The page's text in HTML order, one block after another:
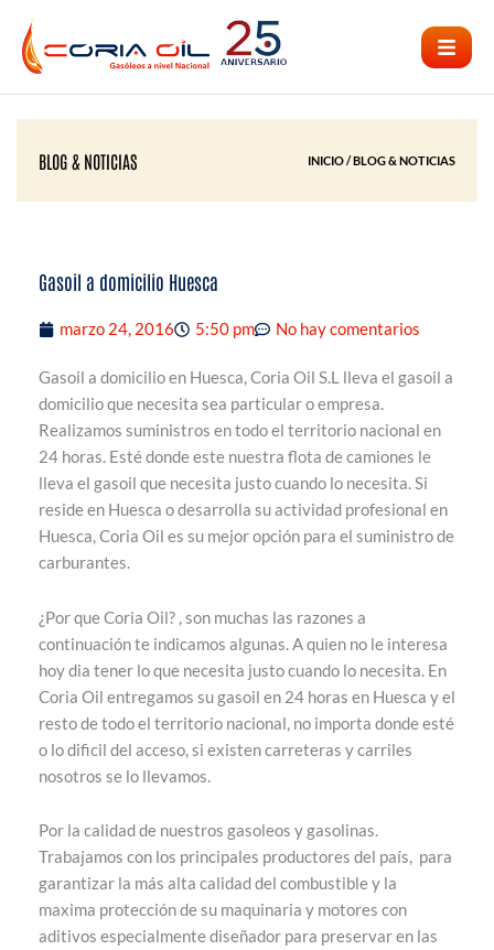
contenido
BLOG & NOTICIAS INICIO / BLOG & NOTICIAS
Gasoil a domicilio Huesca
marzo 24, 2016 5:50 pm No hay comentarios
Gasoil a domicilio en Huesca, Coria Oil S.L lleva el gasoil a
domicilio que necesita sea particular o empresa.
Realizamos suministros en todo el territorio nacional en
24 horas. Esté donde este nuestra flota de camiones le
lleva el gasoil que necesita justo cuando lo necesita. Si
reside en Huesca o desarrolla su actividad profesional en
Huesca, Coria Oil es su mejor opción para el suministro de
carburantes.
¿Por que Coria Oil? , son muchas las razones a
continuación te indicamos algunas. A quien no le interesa
hoy dia tener lo que necesita justo cuando lo necesita. En
Coria Oil entregamos su gasoil en 24 horas en Huesca y el
resto de todo el territorio nacional, no importa donde esté
o lo dificil del acceso, si existen carreteras y carriles
nosotros se lo llevamos.
Por la calidad de nuestros gasoleos y gasolinas.
Trabajamos con los principales productores del país, para
garantizar la más alta calidad del combustible y la
maxima protección de su maquinaria y motores con
aditivos especialmente diseñador para preservar en las